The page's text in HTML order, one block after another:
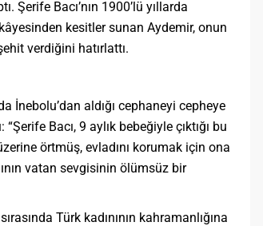
Şerife Bacı’nın 1900’lü yıllarda
kesitler sunan Aydemir, onun
verdiğini hatırlattı.
İnebolu’dan aldığı cephaneyi cepheye
Bacı, 9 aylık bebeğiyle çıktığı bu
örtmüş, evladını korumak için ona
vatan sevgisinin ölümsüz bir
Türk kadınının kahramanlığına